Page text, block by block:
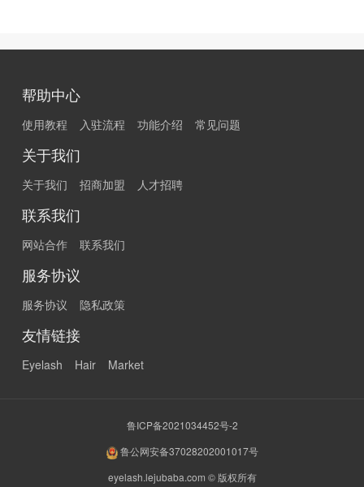
的是，选购假睫毛时应选择可靠的品牌与正规渠道购买，确保
帮助中心
使用教程 入驻流程 功能介绍 常见问题
关于我们
关于我们 招商加盟 人才招聘
联系我们
网站合作 联系我们
服务协议
服务协议 隐私政策
友情链接
Eyelash Hair Market
鲁ICP备2021034452号-2
鲁公网安备37028202001017号
eyelash.lejubaba.com © 版权所有